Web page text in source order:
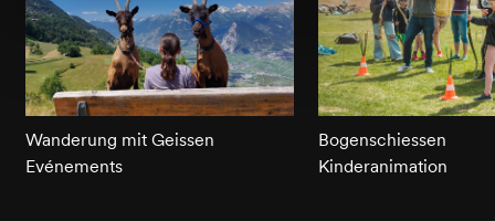
Wanderung mit Geissen
Evénements
Bogenschiessen
Kinderanimation